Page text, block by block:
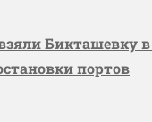
Бикташевку
портов